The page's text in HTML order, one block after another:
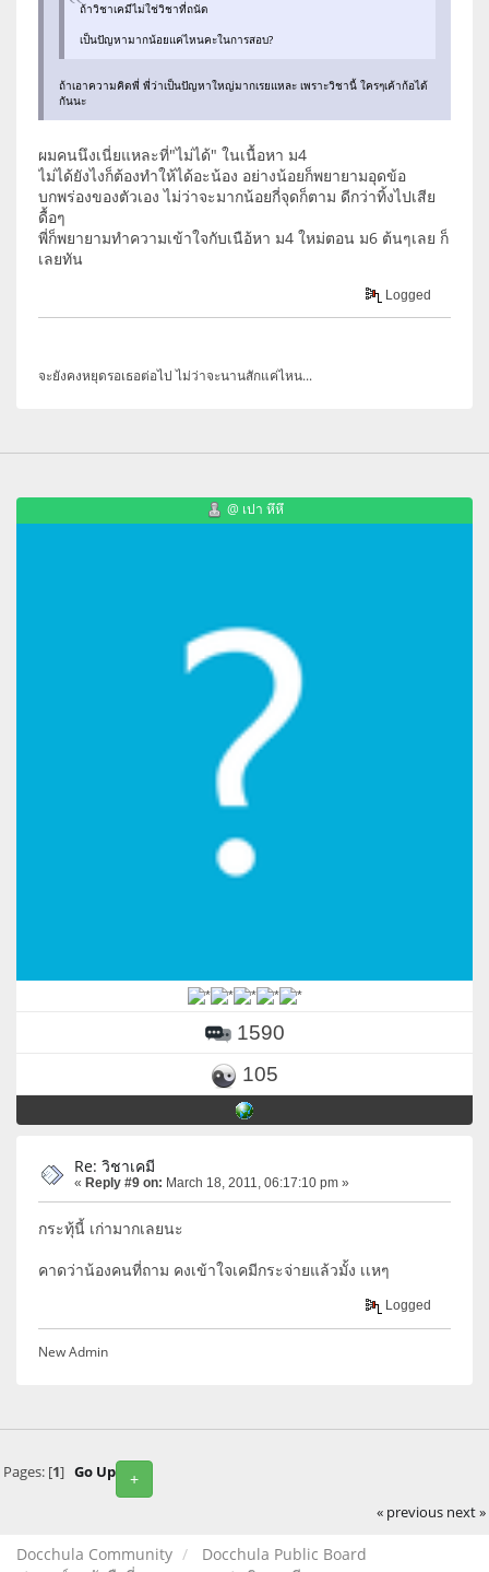
ถ้าวิชาเคมีไม่ใช่วิชาที่ถนัด
เป็นปัญหามากน้อยแค่ไหนคะในการสอบ?
ถ้าเอาความคิดพี่ พี่ว่าเป็นปัญหาใหญ่มากเรยแหละ เพราะวิชานี้ ใครๆเค้าก้อได้
กันนะ
ผมคนนึงเนี่ยแหละที่"ไม่ได้" ในเนื้อหา ม4
ไม่ได้ยังไงก็ต้องทำให้ได้อะน้อง อย่างน้อยก็พยายามอุดข้อ
บกพร่องของตัวเอง ไม่ว่าจะมากน้อยกี่จุดก็ตาม ดีกว่าทิ้งไปเสีย
ดื้อๆ
พี่ก็พยายามทำความเข้าใจกับเนือ้หา ม4 ใหม่ตอน ม6 ต้นๆเลย ก็
เลยทัน
Logged
จะยังคงหยุดรอเธอต่อไป ไม่ว่าจะนานสักแค่ไหน...
@ เปา หึหึ
1590
105
Re: วิชาเคมี
« Reply #9 on: March 18, 2011, 06:17:10 pm »
กระทุ้นี้ เก่ามากเลยนะ
คาดว่าน้องคนที่ถาม คงเข้าใจเคมีกระจ่ายแล้วมั้ง เเหๆ
Logged
New Admin
+
Pages: [1] Go Up
« previous next »
Docchula Community
Docchula Public Board